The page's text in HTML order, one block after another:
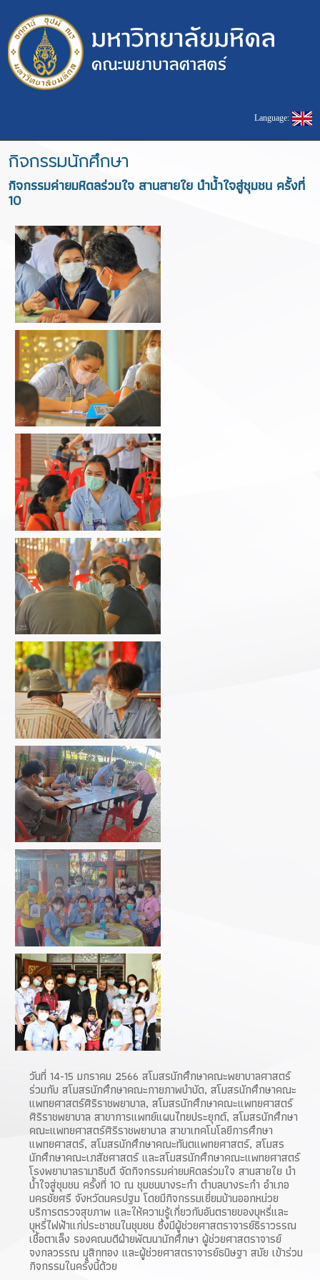
Language:
กิจกรรมนักศึกษา
กิจกรรมค่ายมหิดลร่วมใจ สานสายใย นำน้ำใจสู่ชุมชน ครั้งที่
10
วันที่ 14-15 มกราคม 2566 สโมสรนักศึกษาคณะพยาบาลศาสตร์
ร่วมกับ สโมสรนักศึกษาคณะกายภาพบำบัด, สโมสรนักศึกษาคณะ
แพทยศาสตร์ศิริราชพยาบาล, สโมสรนักศึกษาคณะแพทยศาสตร์
ศิริราชพยาบาล สาขาการแพทย์แผนไทยประยุกต์, สโมสรนักศึกษา
คณะแพทยศาสตร์ศิริราชพยาบาล สาขาเทคโนโลยีการศึกษา
แพทยศาสตร์, สโมสรนักศึกษาคณะทันตแพทยศาสตร์, สโมสร
นักศึกษาคณะเภสัชศาสตร์ และสโมสรนักศึกษาคณะแพทยศาสตร์
โรงพยาบาลรามาธิบดี จัดกิจกรรมค่ายมหิดลร่วมใจ สานสายใย นำ
น้ำใจสู่ชุมชน ครั้งที่ 10 ณ ชุมชนบางระกำ ตำบลบางระกำ อำเภอ
นครชัยศรี จังหวัดนครปฐม โดยมีกิจกรรมเยี่ยมบ้านออกหน่วย
บริการตรวจสุขภาพ และให้ความรู้เกี่ยวกับอันตรายของบุหรี่และ
บุหรี่ไฟฟ้าแก่ประชาชนในชุมชน ซึ่งมีผู้ช่วยศาสตราจารย์ธิราวรรณ
เชื้อตาเล็ง รองคณบดีฝ่ายพัฒนานักศึกษา ผู้ช่วยศาสตราจารย์
จงกลวรรณ มุสิกทอง และผู้ช่วยศาสตราจารย์ธนิษฐา สมัย เข้าร่วม
กิจกรรมในครั้งนี้ด้วย